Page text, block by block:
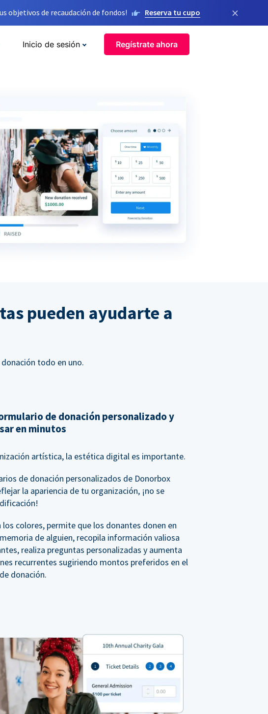
objetivos de recaudación de fondos! Reserva tu cupo ×
Inicio de sesión Regístrate ahora
pueden ayudarte a
todo en uno.
de donación personalizado y
en minutos
artística, la estética digital es importante.
de donación personalizados de Donorbox
la apariencia de tu organización, ¡no se
los colores, permite que los donantes donen en
de alguien, recopila información valiosa
realiza preguntas personalizadas y aumenta
recurrentes sugiriendo montos preferidos en el
donación.